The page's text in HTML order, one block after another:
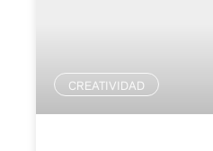
CREATIVIDAD